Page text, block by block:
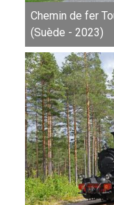
Chemin de fer
(Suède - 2023)